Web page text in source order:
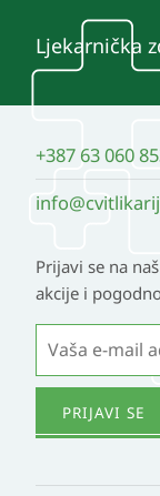
Ljekarnička
+387 63 060
Prijavi se na
akcije i